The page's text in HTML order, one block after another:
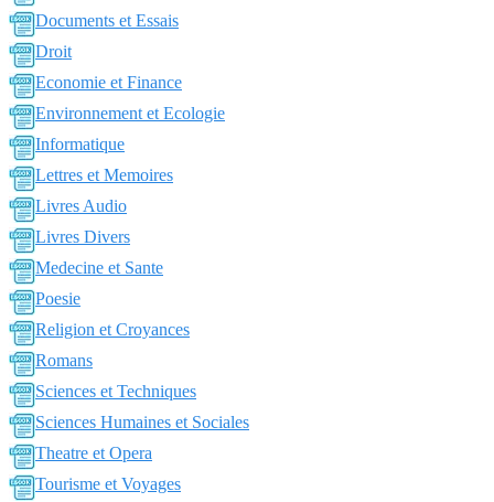
Documents et Essais
Droit
Economie et Finance
Environnement et Ecologie
Informatique
Lettres et Memoires
Livres Audio
Livres Divers
Medecine et Sante
Poesie
Religion et Croyances
Romans
Sciences et Techniques
Sciences Humaines et Sociales
Theatre et Opera
Tourisme et Voyages